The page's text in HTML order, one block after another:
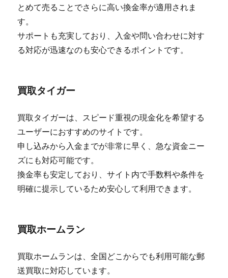
とめて売ることでさらに高い換金率が適用されま
す。
サポートも充実しており、入金や問い合わせに対す
る対応が迅速なのも安心できるポイントです。
買取タイガー
買取タイガーは、スピード重視の現金化を希望する
ユーザーにおすすめのサイトです。
申し込みから入金までが非常に早く、急な資金ニー
ズにも対応可能です。
換金率も安定しており、サイト内で手数料や条件を
明確に提示しているため安心して利用できます。
買取ホームラン
買取ホームランは、全国どこからでも利用可能な郵
送買取に対応しています。